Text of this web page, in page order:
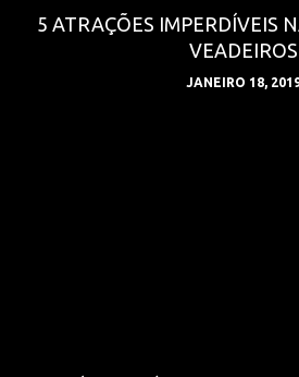
5 ATRAÇÕES IMPERDÍVEIS
VEADEIROS
JANEIRO 18,